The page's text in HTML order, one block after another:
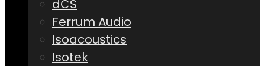
dCS
Ferrum Audio
Isoacoustics
Isotek